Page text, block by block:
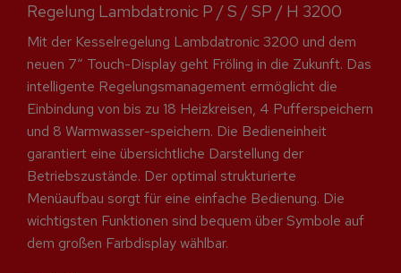
Regelung Lambdatronic P / S / SP / H 3200
Mit der Kesselregelung Lambdatronic 3200 und dem
neuen 7“ Touch-Display geht Fröling in die Zukunft. Das
intelligente Regelungsmanagement ermöglicht die
Einbindung von bis zu 18 Heizkreisen, 4 Pufferspeichern
und 8 Warmwasser-speichern. Die Bedieneinheit
garantiert eine übersichtliche Darstellung der
Betriebszustände. Der optimal strukturierte
Menüaufbau sorgt für eine einfache Bedienung. Die
wichtigsten Funktionen sind bequem über Symbole auf
dem großen Farbdisplay wählbar.